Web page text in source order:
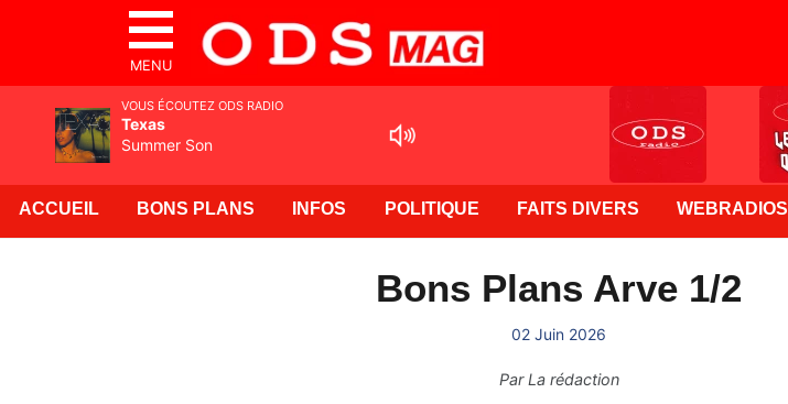
MENU
ACCUEIL BONS PLANS INFOS POLITIQUE FAITS DIVERS WEBRADIOS
Bons Plans Arve 1/2
02 Juin 2026
ParLa rédaction
VOUS ÉCOUTEZ ODS RADIO
Texas
Summer Son